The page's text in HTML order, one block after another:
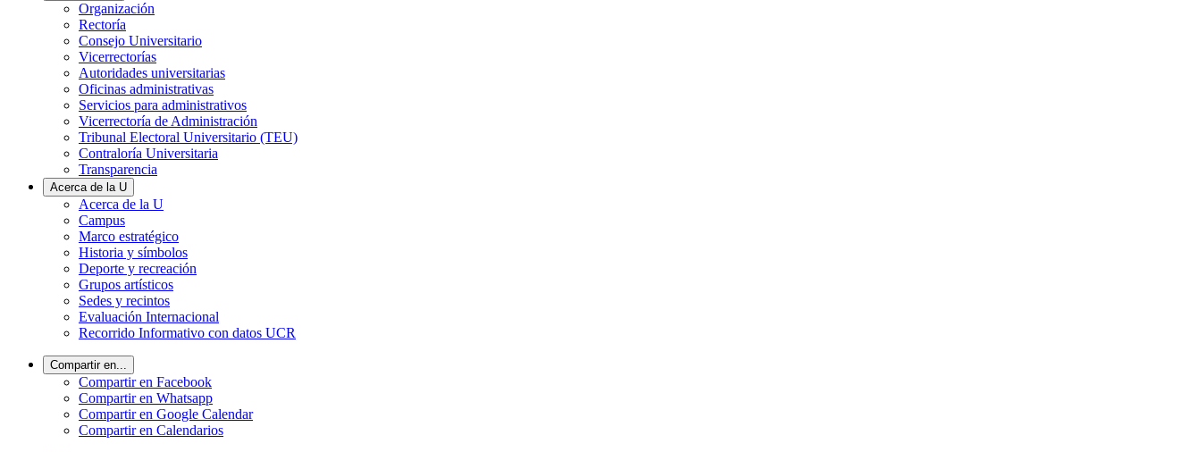
Organización
Rectoría
Consejo Universitario
Vicerrectorías
Autoridades universitarias
Oficinas administrativas
Servicios para administrativos
Vicerrectoría de Administración
Tribunal Electoral Universitario (TEU)
Contraloría Universitaria
Transparencia
Acerca de la U
Acerca de la U
Campus
Marco estratégico
Historia y símbolos
Deporte y recreación
Grupos artísticos
Sedes y recintos
Evaluación Internacional
Recorrido Informativo con datos UCR
Compartir en...
Compartir en Facebook
Compartir en Whatsapp
Compartir en Google Calendar
Compartir en Calendarios